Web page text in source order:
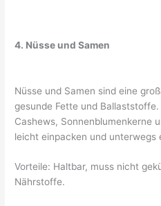
4. Nüsse und Samen
Nüsse und Samen sind eine
gesunde Fette und
Cashews, Sonnenblumenkerne
leicht einpacken und unterwegs
Vorteile: Haltbar, muss nicht
Nährstoffe.